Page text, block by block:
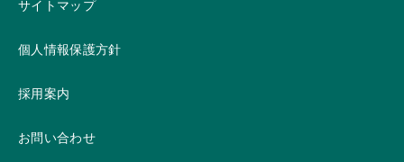
サイトマップ
個人情報保護方針
採用案内
お問い合わせ